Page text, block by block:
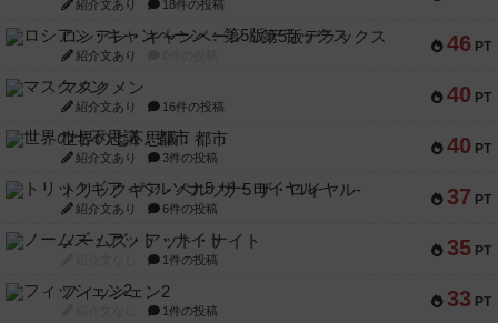
紹介文あり 18件の投稿
46 PT
ロシアン・キャンペーン：第5版デラックス
紹介文あり
40 PT
マスクメン
紹介文あり 16件の投稿
40 PT
世界の七不思議：都市
紹介文あり 3件の投稿
37 PT
トリックギア - ペルソナ5 ザ・ロイヤル-
紹介文あり 6件の投稿
35 PT
ノームズ・アット・ナイト
1件の投稿
33 PT
フィッシェン2
1件の投稿